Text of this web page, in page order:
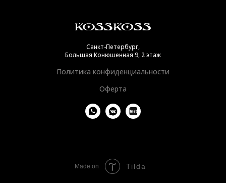
Санкт-Петербург,
Большая Конюшенная 9, 2 этаж
Политика конфиденциальности
Оферта
Made on Tilda